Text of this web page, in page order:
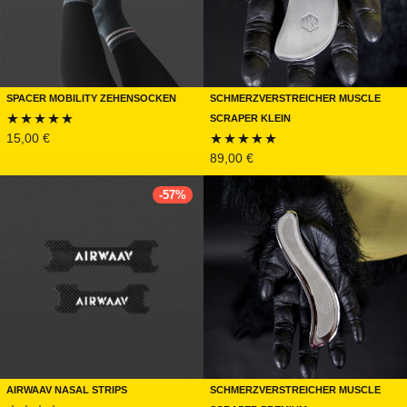
Spacer Mobility Zehensocken
Bewertet mit
15,00 €
Schmerzverstreicher Muscle
Scraper klein
Bewertet mit
5.00von 5
89,00 €
-57%
Airwaav Nasal Strips
Schmerzverstreicher Muscle